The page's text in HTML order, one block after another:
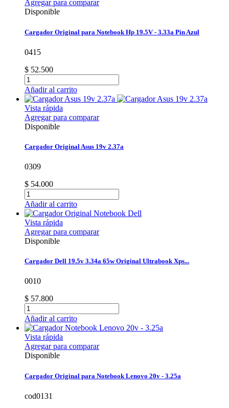
Agregar para comparar
Disponible
Cargador Original para Notebook Hp 19.5V - 3.33a Pin Azul
0415
$ 52.500
Añadir al carrito
Vista rápida
Agregar para comparar
Disponible
Cargador Original Asus 19v 2.37a
0309
$ 54.000
Añadir al carrito
Vista rápida
Agregar para comparar
Disponible
Cargador Dell 19.5v 3.34a 65w Original Ultrabook Xps...
0010
$ 57.800
Añadir al carrito
Vista rápida
Agregar para comparar
Disponible
Cargador Original para Notebook Lenovo 20v - 3.25a
cod0131